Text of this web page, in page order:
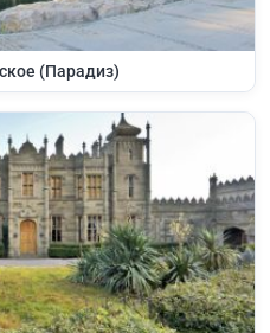
(Парадиз)